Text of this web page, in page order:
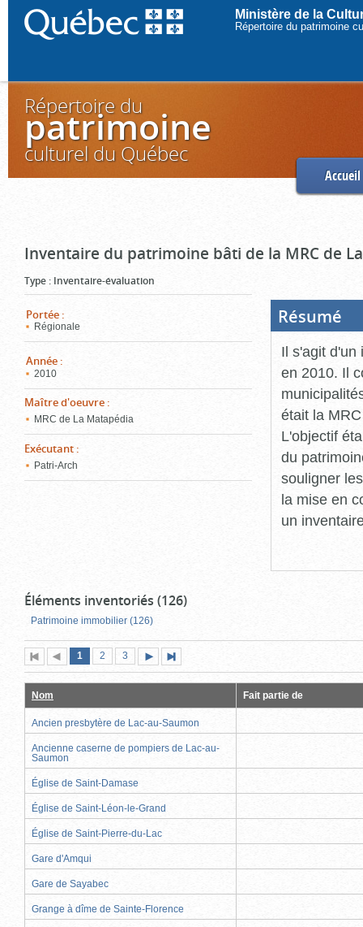
Ministère de la
Répertoire du patrimoine
Répertoire du
patrimoine
culturel du Québec
Accueil
Inventaire du patrimoine bâti de la MRC de
Type : Inventaire-évaluation
Portée :
Régionale
Année :
2010
Maître d'oeuvre :
MRC de La Matapédia
Exécutant :
Patri-Arch
Résumé
Il s'agit d'un
en 2010. Il
était la
L'objectif
du
souligner
la mise en
un
Éléments inventoriés (126)
Patrimoine immobilier (126)
Première
page
Page
précédente
Page
1 (page
actuelle)
Page
2 Page
3
suivante
page
Nom Fait partie de
Ancien presbytère de Lac-au-Saumon
Ancienne caserne de pompiers de Lac-au-
Saumon
Église de Saint-Damase
Église de Saint-Léon-le-Grand
Église de Saint-Pierre-du-Lac
Gare d'Amqui
Gare de Sayabec
Grange à dîme de Sainte-Florence